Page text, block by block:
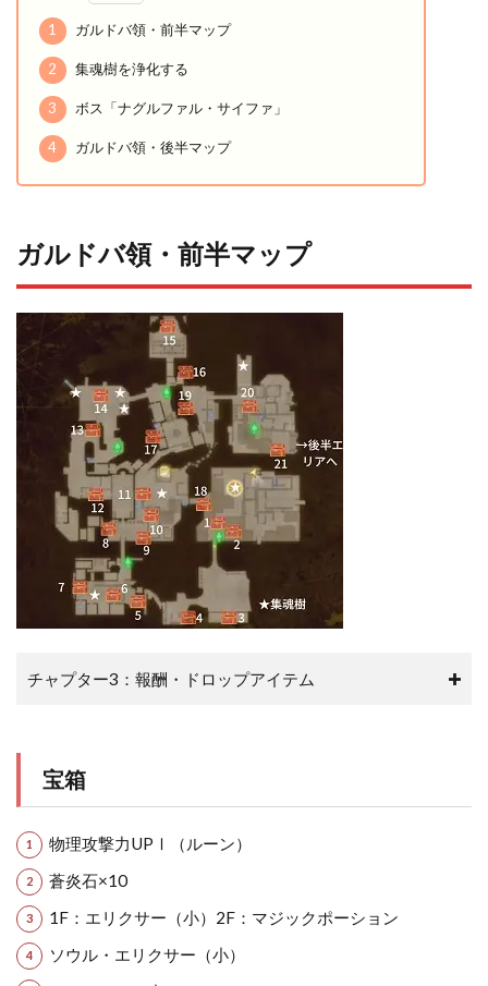
1 ガルドバ領・前半マップ
2 集魂樹を浄化する
3 ボス「ナグルファル・サイファ」
4 ガルドバ領・後半マップ
ガルドバ領・前半マップ
チャプター3：報酬・ドロップアイテム
宝箱
物理攻撃力UPⅠ（ルーン）
蒼炎石×10
1F：エリクサー（小）2F：マジックポーション
ソウル・エリクサー（小）